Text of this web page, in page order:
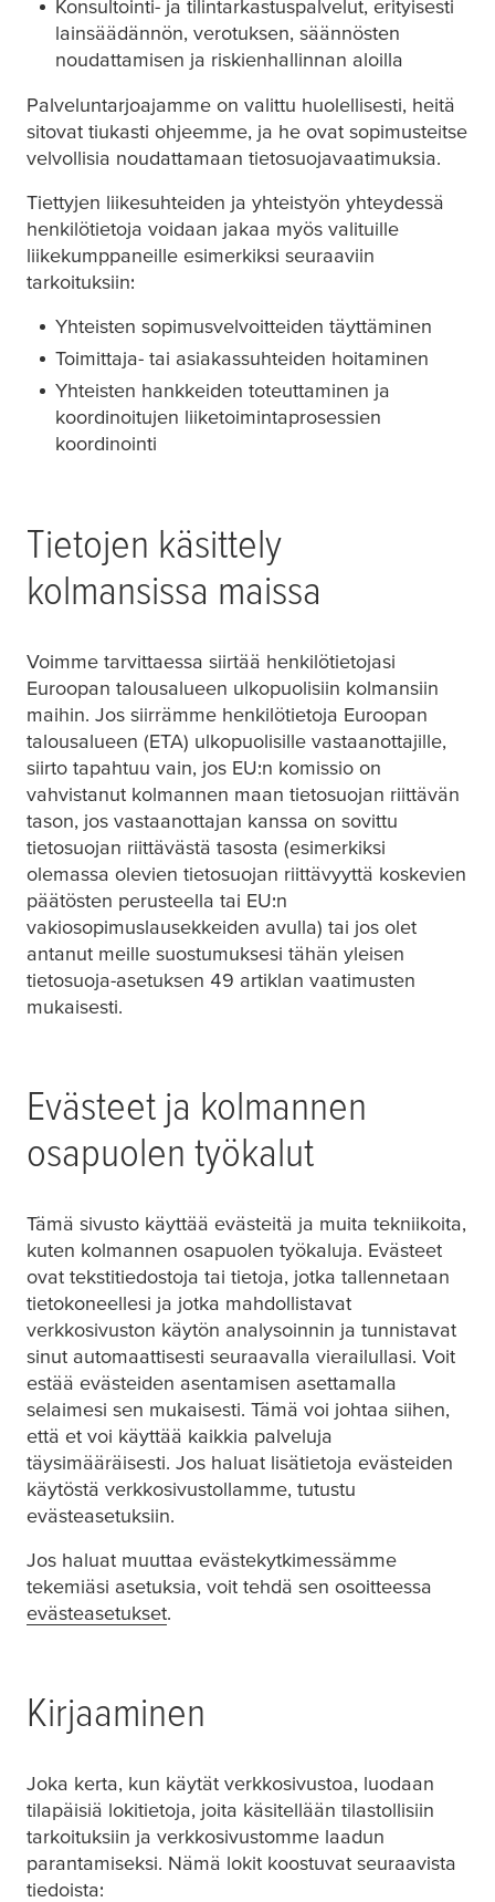
Konsultointi- ja tilintarkastuspalvelut, erityisesti
lainsäädännön, verotuksen, säännösten
noudattamisen ja riskienhallinnan aloilla
Palveluntarjoajamme on valittu huolellisesti, heitä
sitovat tiukasti ohjeemme, ja he ovat sopimusteitse
velvollisia noudattamaan tietosuojavaatimuksia.
Tiettyjen liikesuhteiden ja yhteistyön yhteydessä
henkilötietoja voidaan jakaa myös valituille
liikekumppaneille esimerkiksi seuraaviin
tarkoituksiin:
Yhteisten sopimusvelvoitteiden täyttäminen
Toimittaja- tai asiakassuhteiden hoitaminen
Yhteisten hankkeiden toteuttaminen ja
koordinoitujen liiketoimintaprosessien
koordinointi
Tietojen käsittely
kolmansissa maissa
Voimme tarvittaessa siirtää henkilötietojasi
Euroopan talousalueen ulkopuolisiin kolmansiin
maihin. Jos siirrämme henkilötietoja Euroopan
talousalueen (ETA) ulkopuolisille vastaanottajille,
siirto tapahtuu vain, jos EU:n komissio on
vahvistanut kolmannen maan tietosuojan riittävän
tason, jos vastaanottajan kanssa on sovittu
tietosuojan riittävästä tasosta (esimerkiksi
olemassa olevien tietosuojan riittävyyttä koskevien
päätösten perusteella tai EU:n
vakiosopimuslausekkeiden avulla) tai jos olet
antanut meille suostumuksesi tähän yleisen
tietosuoja-asetuksen 49 artiklan vaatimusten
mukaisesti.
Evästeet ja kolmannen
osapuolen työkalut
Tämä sivusto käyttää evästeitä ja muita tekniikoita,
kuten kolmannen osapuolen työkaluja. Evästeet
ovat tekstitiedostoja tai tietoja, jotka tallennetaan
tietokoneellesi ja jotka mahdollistavat
verkkosivuston käytön analysoinnin ja tunnistavat
sinut automaattisesti seuraavalla vierailullasi. Voit
estää evästeiden asentamisen asettamalla
selaimesi sen mukaisesti. Tämä voi johtaa siihen,
että et voi käyttää kaikkia palveluja
täysimääräisesti. Jos haluat lisätietoja evästeiden
käytöstä verkkosivustollamme, tutustu
evästeasetuksiin.
Jos haluat muuttaa evästekytkimessämme
tekemiäsi asetuksia, voit tehdä sen osoitteessa
evästeasetukset.
Kirjaaminen
Joka kerta, kun käytät verkkosivustoa, luodaan
tilapäisiä lokitietoja, joita käsitellään tilastollisiin
tarkoituksiin ja verkkosivustomme laadun
parantamiseksi. Nämä lokit koostuvat seuraavista
tiedoista: